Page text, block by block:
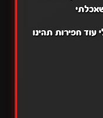
עוד חפירות תהינו